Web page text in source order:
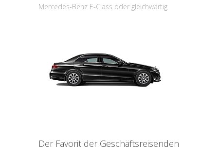
Mercedes-Benz E-Class oder gleichwärtig
Der Favorit der Geschäftsreisenden